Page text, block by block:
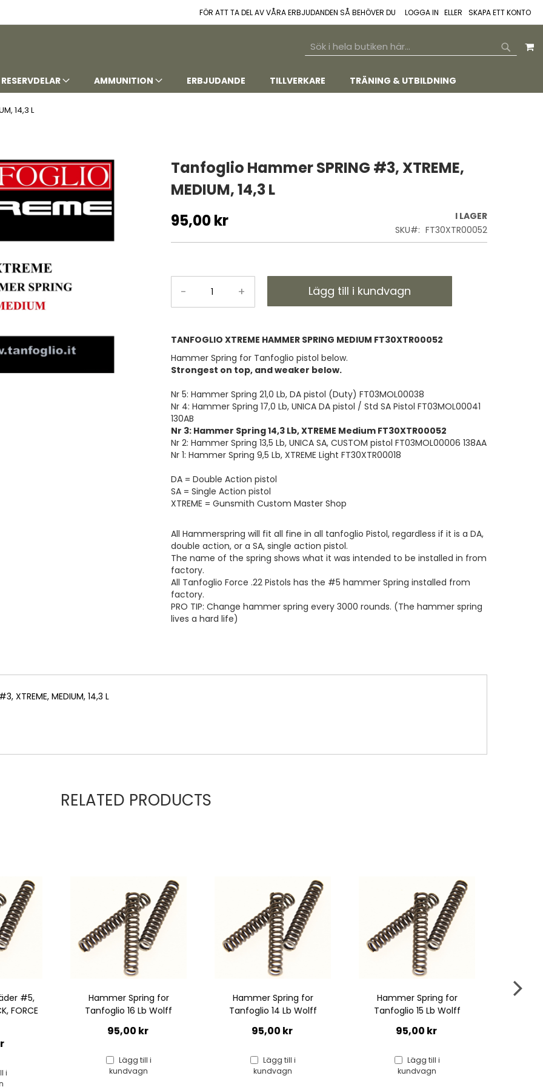
FÖR ATT TA DEL AV VÅRA ERBJUDANDEN SÅ BEHÖVER DU LOGGA IN SKAPA ETT KONTO
SEARCH
RESERVDELAR AMMUNITION ERBJUDANDE TILLVERKARE TRÄNING & UTBILDNING
14,3 L
Tanfoglio Hammer SPRING #3, XTREME,
MEDIUM, 14,3 L
95,00 kr
I LAGER
SKU
FT30XTR00052
- + Lägg till i kundvagn
TANFOGLIO XTREME HAMMER SPRING MEDIUM FT30XTR00052
Hammer Spring for Tanfoglio pistol below.
Strongest on top, and weaker below.
Nr 5: Hammer Spring 21,0 Lb, DA pistol (Duty) FT03MOL00038
Nr 4: Hammer Spring 17,0 Lb, UNICA DA pistol / Std SA Pistol FT03MOL00041
130AB
Nr 3: Hammer Spring 14,3 Lb, XTREME Medium FT30XTR00052
Nr 2: Hammer Spring 13,5 Lb, UNICA SA, CUSTOM pistol FT03MOL00006 138AA
Nr 1: Hammer Spring 9,5 Lb, XTREME Light FT30XTR00018
DA = Double Action pistol
SA = Single Action pistol
XTREME = Gunsmith Custom Master Shop
All Hammerspring will fit all fine in all tanfoglio Pistol, regardless if it is a DA,
double action, or a SA, single action pistol.
The name of the spring shows what it was intended to be installed in from
factory.
All Tanfoglio Force .22 Pistols has the #5 hammer Spring installed from
factory.
PRO TIP: Change hammer spring every 3000 rounds. (The hammer spring
lives a hard life)
XTREME, MEDIUM, 14,3 L
RELATED PRODUCTS
for
Wolff
Hammer Spring for
Tanfoglio 14 Lb Wolff
95,00 kr
Lägg till i
kundvagn
Hammer Spring for
Tanfoglio 15 Lb Wolff
95,00 kr
Lägg till i
kundvagn
Tanfoglio Hammer SPRING
#4, 17Lb, STOCK
95,00 kr